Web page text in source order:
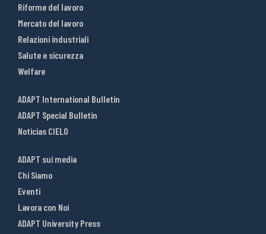
Riforme del lavoro
Mercato del lavoro
Relazioni industriali
Salute e sicurezza
Welfare
ADAPT International Bulletin
ADAPT Special Bulletin
Noticias CIELO
ADAPT sui media
Chi Siamo
Eventi
Lavora con Noi
ADAPT University Press